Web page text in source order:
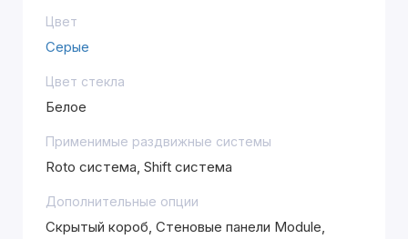
Цвет
Серые
Цвет стекла
Белое
Применимые раздвижные системы
Roto система, Shift система
Дополнительные опции
Скрытый короб, Стеновые панели Module,